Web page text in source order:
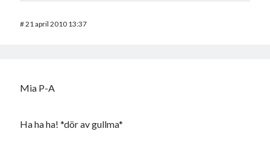
#21 april 2010 13:37
Mia P-A
Ha ha ha! *dör av gullma*